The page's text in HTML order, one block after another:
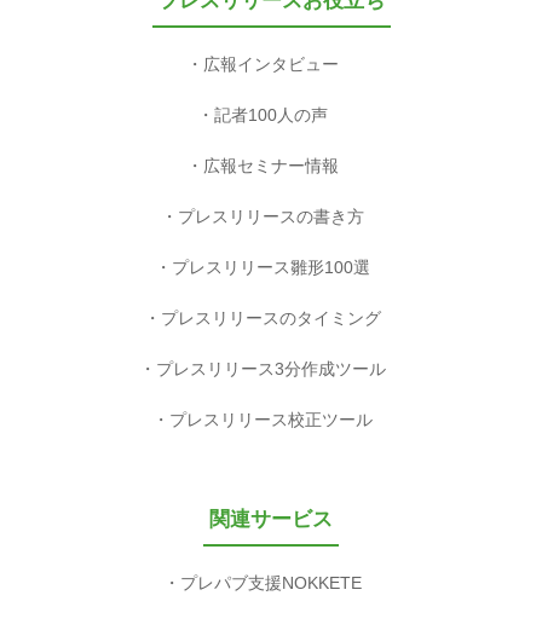
広報インタビュー
記者100人の声
広報セミナー情報
プレスリリースの書き方
プレスリリース雛形100選
プレスリリースのタイミング
プレスリリース3分作成ツール
プレスリリース校正ツール
関連サービス
プレパブ支援NOKKETE